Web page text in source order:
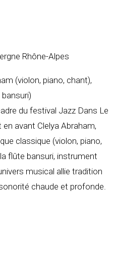
Rhône-Alpes
(violon, piano, chant),
du festival Jazz Dans Le
avant Clelya Abraham,
classique (violon, piano,
flûte bansuri, instrument
musical allie tradition
chaude et profonde.